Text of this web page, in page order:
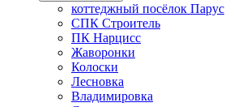
коттеджный посёлок Парус
СПК Строитель
ПК Нарцисс
Жаворонки
Колоски
Лесновка
Владимировка